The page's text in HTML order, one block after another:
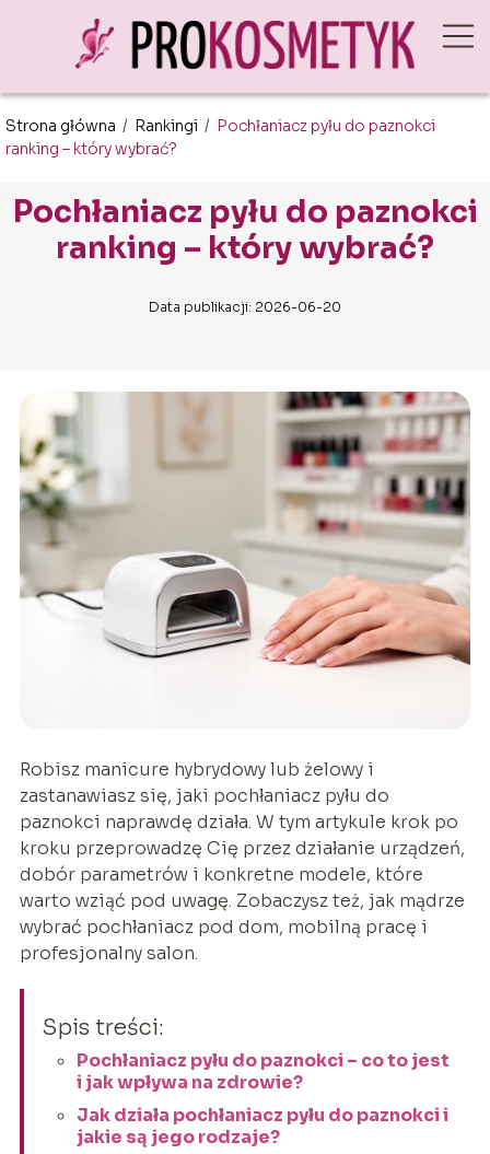
Strona główna / Rankingi / Pochłaniacz pyłu do paznokci
ranking – który wybrać?
Pochłaniacz pyłu do paznokci
ranking – który wybrać?
Data publikacji: 2026-06-20
Robisz manicure hybrydowy lub żelowy i
zastanawiasz się, jaki pochłaniacz pyłu do
paznokci naprawdę działa. W tym artykule krok po
kroku przeprowadzę Cię przez działanie urządzeń,
dobór parametrów i konkretne modele, które
warto wziąć pod uwagę. Zobaczysz też, jak mądrze
wybrać pochłaniacz pod dom, mobilną pracę i
profesjonalny salon.
Spis treści:
Pochłaniacz pyłu do paznokci – co to jest
i jak wpływa na zdrowie?
Jak działa pochłaniacz pyłu do paznokci i
jakie są jego rodzaje?